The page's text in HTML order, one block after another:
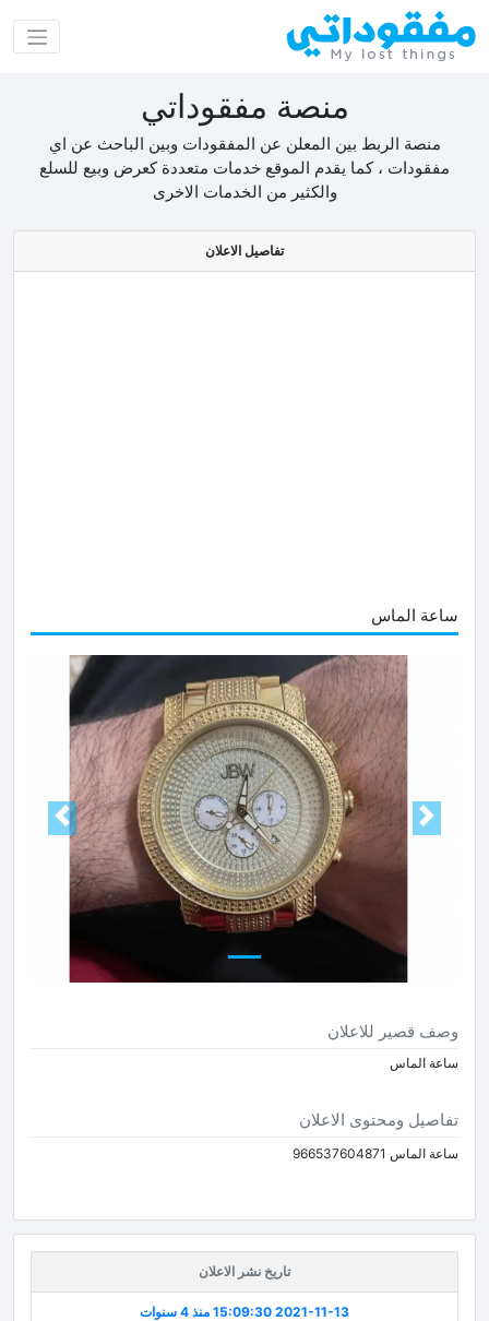
منصة مفقوداتي
منصة الربط بين المعلن عن المفقودات وبين الباحث عن اي
مفقودات ، كما يقدم الموقع خدمات متعددة كعرض وبيع للسلع
والكثير من الخدمات الاخرى
تفاصيل الاعلان
ساعة الماس
Next Prev
وصف قصير للاعلان
ساعة الماس
تفاصيل ومحتوى الاعلان
ساعة الماس 966537604871
تاريخ نشر الاعلان
2021-11-13 15:09:30 منذ 4 سنوات